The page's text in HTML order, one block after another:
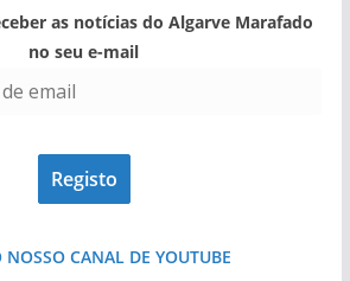
as notícias do Algarve Marafado
no seu e-mail
NOSSO CANAL DE YOUTUBE